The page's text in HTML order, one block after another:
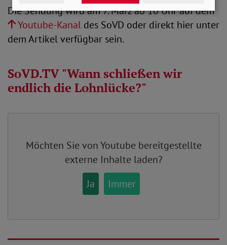
Die Sendung wird am 7. März ab 10 Uhr auf dem
Youtube-Kanal des SoVD oder direkt hier unter
dem Artikel verfügbar sein.
SoVD.TV "Wann schließen wir
endlich die Lohnlücke?"
Möchten Sie vonYoutube bereitgestellte
externe Inhalte laden?
Ja
Immer